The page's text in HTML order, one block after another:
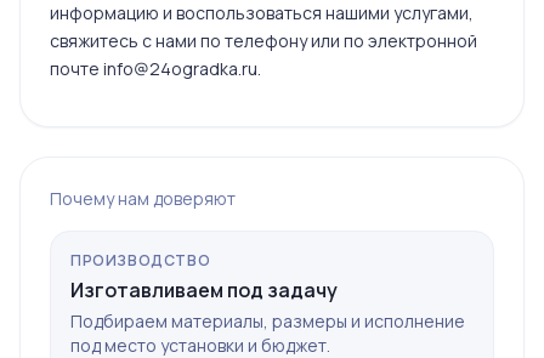
информацию и воспользоваться нашими услугами,
свяжитесь с нами по телефону или по электронной
почте info@24ogradka.ru.
Почему нам доверяют
ПРОИЗВОДСТВО
Изготавливаем под задачу
Подбираем материалы, размеры и исполнение
под место установки и бюджет.